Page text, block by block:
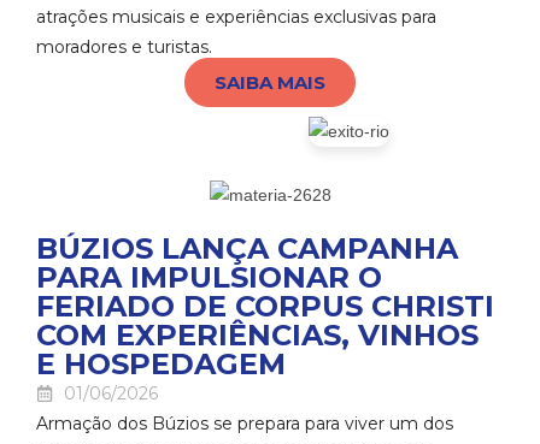
atrações musicais e experiências exclusivas para
moradores e turistas.
SAIBA MAIS
BÚZIOS LANÇA CAMPANHA
PARA IMPULSIONAR O
FERIADO DE CORPUS CHRISTI
COM EXPERIÊNCIAS, VINHOS
E HOSPEDAGEM
01/06/2026
Armação dos Búzios se prepara para viver um dos